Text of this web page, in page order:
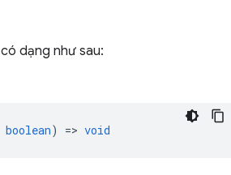
có dạng như sau:
boolean) => void